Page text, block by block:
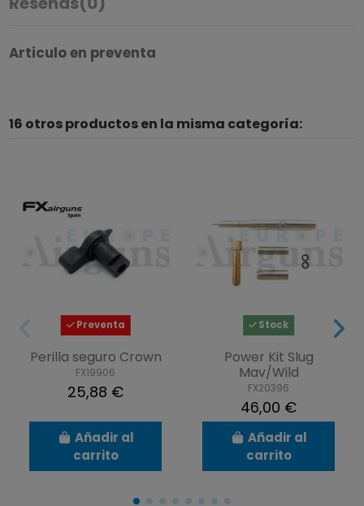
Articulo en preventa
16 otros productos en la misma categoría:
Preventa
Perilla seguro Crown
FX19906
25,88 €
Añadir al
carrito
Stock
Power Kit Slug
Mav/Wild
FX20396
46,00 €
Añadir al
carrito